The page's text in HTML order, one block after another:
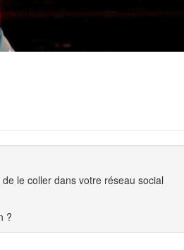
le coller dans votre réseau social
?